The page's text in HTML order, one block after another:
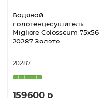
Водяной
полотенцесушитель
Migliore Colosseum 75x56
20287 Золото
20287
159600 р